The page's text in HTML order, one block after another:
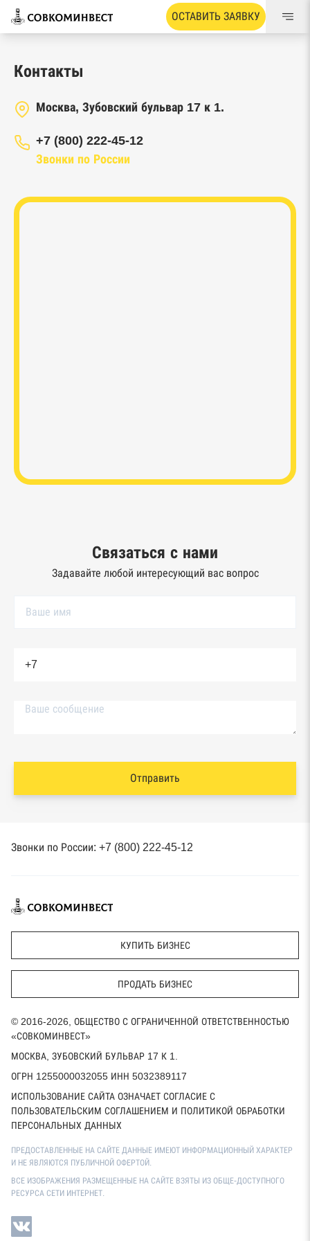
ОСТАВИТЬ ЗАЯВКУ
Контакты
Москва, Зубовский бульвар 17 к 1.
+7 (800) 222-45-12
Звонки по России
Связаться с нами
Задавайте любой интересующий вас вопрос
Отправить
Звонки по России: +7 (800) 222-45-12
КУПИТЬ БИЗНЕС
ПРОДАТЬ БИЗНЕС
© 2016-2026, ОБЩЕСТВО С ОГРАНИЧЕННОЙ ОТВЕТСТВЕННОСТЬЮ
«СОВКОМИНВЕСТ»
МОСКВА, ЗУБОВСКИЙ БУЛЬВАР 17 К 1.
ОГРН 1255000032055 ИНН 5032389117
ИСПОЛЬЗОВАНИЕ САЙТА ОЗНАЧАЕТ СОГЛАСИЕ С
ПОЛЬЗОВАТЕЛЬСКИМ СОГЛАШЕНИЕМ И ПОЛИТИКОЙ ОБРАБОТКИ
ПЕРСОНАЛЬНЫХ ДАННЫХ
ПРЕДОСТАВЛЕННЫЕ НА САЙТЕ ДАННЫЕ ИМЕЮТ ИНФОРМАЦИОННЫЙ ХАРАКТЕР
И НЕ ЯВЛЯЮТСЯ ПУБЛИЧНОЙ ОФЕРТОЙ.
ВСЕ ИЗОБРАЖЕНИЯ РАЗМЕЩЕННЫЕ НА САЙТЕ ВЗЯТЫ ИЗ ОБЩЕ-ДОСТУПНОГО
РЕСУРСА СЕТИ ИНТЕРНЕТ.